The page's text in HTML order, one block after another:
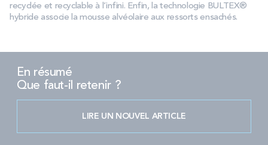
recyclée et recyclable à l’infini. Enfin, la technologie BULTEX®
hybride associe la mousse alvéolaire aux ressorts ensachés.
En résumé
Que faut-il retenir ?
LIRE UN NOUVEL ARTICLE